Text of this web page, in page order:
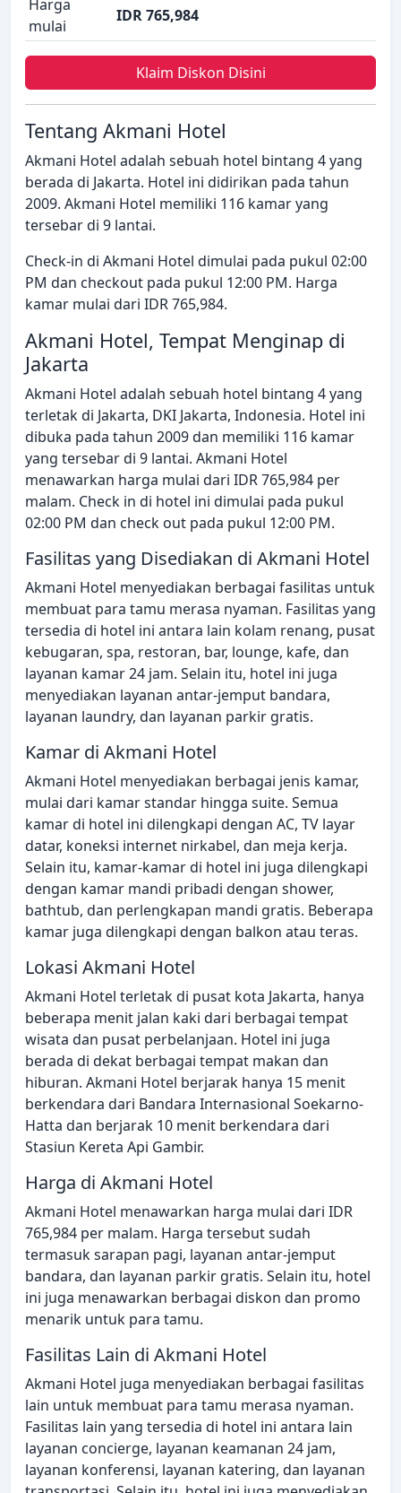
Harga
mulai
IDR 765,984
Klaim Diskon Disini
Tentang Akmani Hotel
Akmani Hotel adalah sebuah hotel bintang 4 yang
berada di Jakarta. Hotel ini didirikan pada tahun
2009. Akmani Hotel memiliki 116 kamar yang
tersebar di 9 lantai.
Check-in di Akmani Hotel dimulai pada pukul 02:00
PM dan checkout pada pukul 12:00 PM. Harga
kamar mulai dari IDR 765,984.
Akmani Hotel, Tempat Menginap di
Jakarta
Akmani Hotel adalah sebuah hotel bintang 4 yang
terletak di Jakarta, DKI Jakarta, Indonesia. Hotel ini
dibuka pada tahun 2009 dan memiliki 116 kamar
yang tersebar di 9 lantai. Akmani Hotel
menawarkan harga mulai dari IDR 765,984 per
malam. Check in di hotel ini dimulai pada pukul
02:00 PM dan check out pada pukul 12:00 PM.
Fasilitas yang Disediakan di Akmani Hotel
Akmani Hotel menyediakan berbagai fasilitas untuk
membuat para tamu merasa nyaman. Fasilitas yang
tersedia di hotel ini antara lain kolam renang, pusat
kebugaran, spa, restoran, bar, lounge, kafe, dan
layanan kamar 24 jam. Selain itu, hotel ini juga
menyediakan layanan antar-jemput bandara,
layanan laundry, dan layanan parkir gratis.
Kamar di Akmani Hotel
Akmani Hotel menyediakan berbagai jenis kamar,
mulai dari kamar standar hingga suite. Semua
kamar di hotel ini dilengkapi dengan AC, TV layar
datar, koneksi internet nirkabel, dan meja kerja.
Selain itu, kamar-kamar di hotel ini juga dilengkapi
dengan kamar mandi pribadi dengan shower,
bathtub, dan perlengkapan mandi gratis. Beberapa
kamar juga dilengkapi dengan balkon atau teras.
Lokasi Akmani Hotel
Akmani Hotel terletak di pusat kota Jakarta, hanya
beberapa menit jalan kaki dari berbagai tempat
wisata dan pusat perbelanjaan. Hotel ini juga
berada di dekat berbagai tempat makan dan
hiburan. Akmani Hotel berjarak hanya 15 menit
berkendara dari Bandara Internasional Soekarno-
Hatta dan berjarak 10 menit berkendara dari
Stasiun Kereta Api Gambir.
Harga di Akmani Hotel
Akmani Hotel menawarkan harga mulai dari IDR
765,984 per malam. Harga tersebut sudah
termasuk sarapan pagi, layanan antar-jemput
bandara, dan layanan parkir gratis. Selain itu, hotel
ini juga menawarkan berbagai diskon dan promo
menarik untuk para tamu.
Fasilitas Lain di Akmani Hotel
Akmani Hotel juga menyediakan berbagai fasilitas
lain untuk membuat para tamu merasa nyaman.
Fasilitas lain yang tersedia di hotel ini antara lain
layanan concierge, layanan keamanan 24 jam,
layanan konferensi, layanan katering, dan layanan